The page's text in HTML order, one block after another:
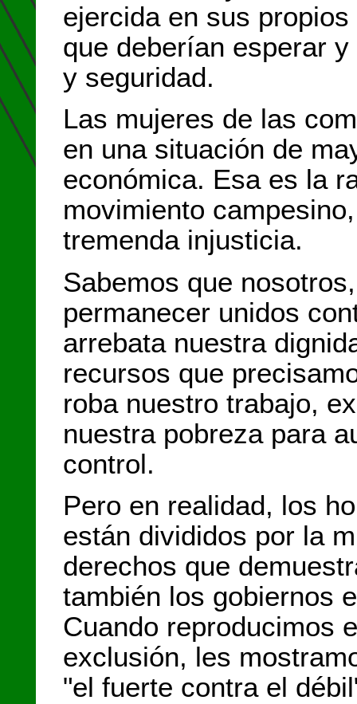
ejercida en sus
que deberían esperar
y seguridad.
Las mujeres de las
en una situación de
económica. Esa es la
movimiento
tremenda injusticia.
Sabemos que
permanecer unidos
arrebata nuestra
recursos que
roba nuestro trabajo,
nuestra pobreza para
control.
Pero en realidad, los
están divididos por la
derechos que
también los gobiernos
Cuando reproducimos
exclusión, les
"el fuerte contra el